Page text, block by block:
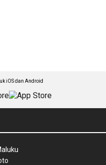
iOS dan Android